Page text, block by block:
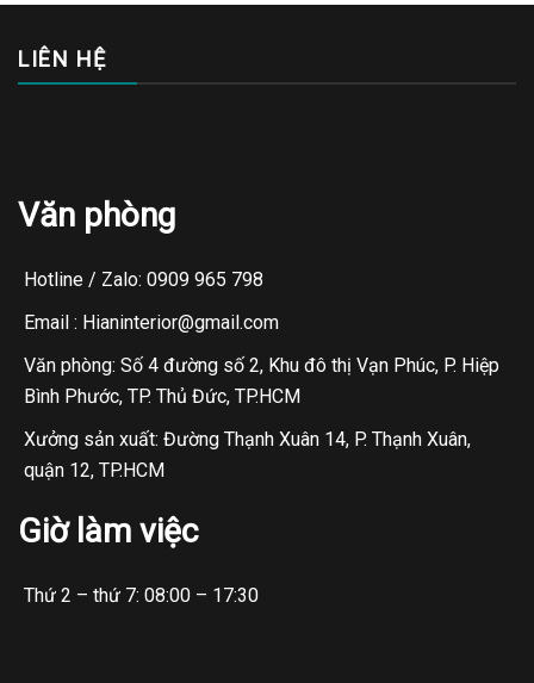
LIÊN HỆ
Văn phòng
Hotline / Zalo: 0909 965 798
Email : Hianinterior@gmail.com
Văn phòng: Số 4 đường số 2, Khu đô thị Vạn Phúc, P. Hiệp
Bình Phước, TP. Thủ Đức, TP.HCM
Xưởng sản xuất: Đường Thạnh Xuân 14, P. Thạnh Xuân,
quận 12, TP.HCM
Giờ làm việc
Thứ 2 – thứ 7: 08:00 – 17:30